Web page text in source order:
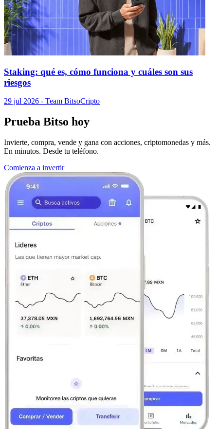
Staking: qué es, cómo funciona y cuáles son sus
riesgos
29 jul 2026 - Team BitsoCripto
Prueba Bitso hoy
Invierte, compra, vende y gana con acciones, criptomonedas y más.
En minutos. Desde tu teléfono.
Comienza a invertir